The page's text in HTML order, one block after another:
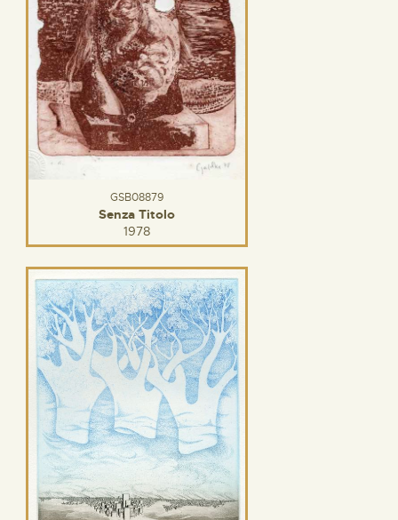
GSB08879
Senza Titolo
1978